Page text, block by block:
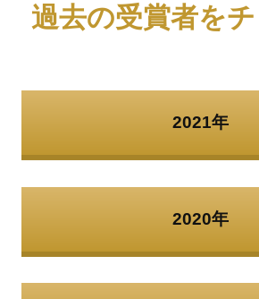
過去の受賞者をチ
2021年
2020年